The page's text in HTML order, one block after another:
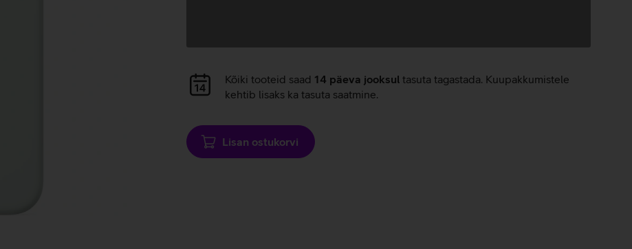
Andmete
laadimine
Kõiki tooteid saad 14 päeva jooksul tasuta tagastada. Kuupakkumistele
kehtib lisaks ka tasuta saatmine.
Lisan ostukorvi